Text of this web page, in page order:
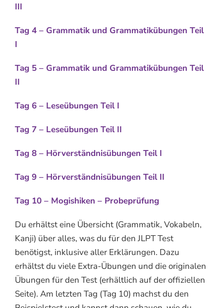
III
Tag 4 – Grammatik und Grammatikübungen Teil
I
Tag 5 – Grammatik und Grammatikübungen Teil
II
Tag 6 – Leseübungen Teil I
Tag 7 – Leseübungen Teil II
Tag 8 – Hörverständnisübungen Teil I
Tag 9 – Hörverständnisübungen Teil II
Tag 10 – Mogishiken – Probeprüfung
Du erhältst eine Übersicht (Grammatik, Vokabeln,
Kanji) über alles, was du für den JLPT Test
benötigst, inklusive aller Erklärungen. Dazu
erhältst du viele Extra-Übungen und die originalen
Übungen für den Test (erhältlich auf der offiziellen
Seite). Am letzten Tag (Tag 10) machst du den